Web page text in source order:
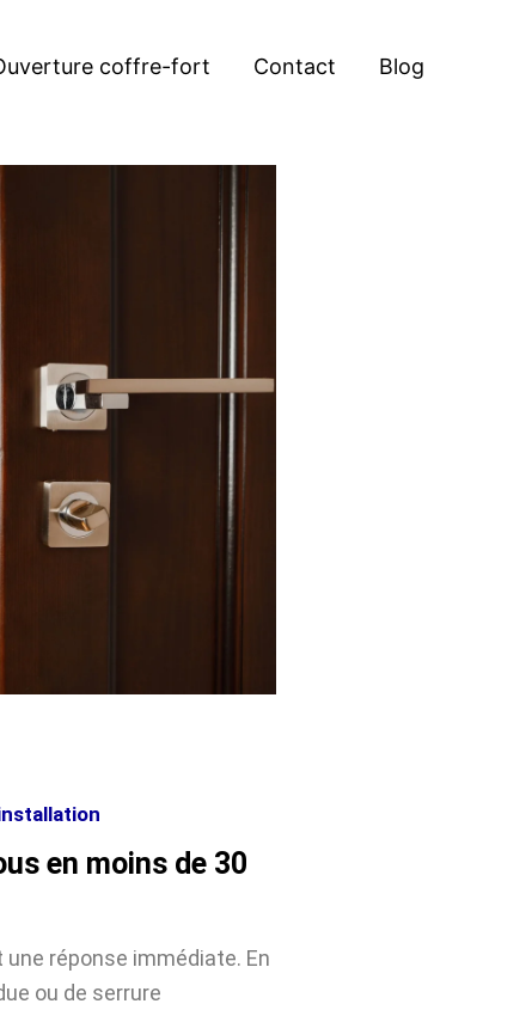
coffre-fort Contact Blog
en moins de 30
réponse immédiate. En
ou de serrure